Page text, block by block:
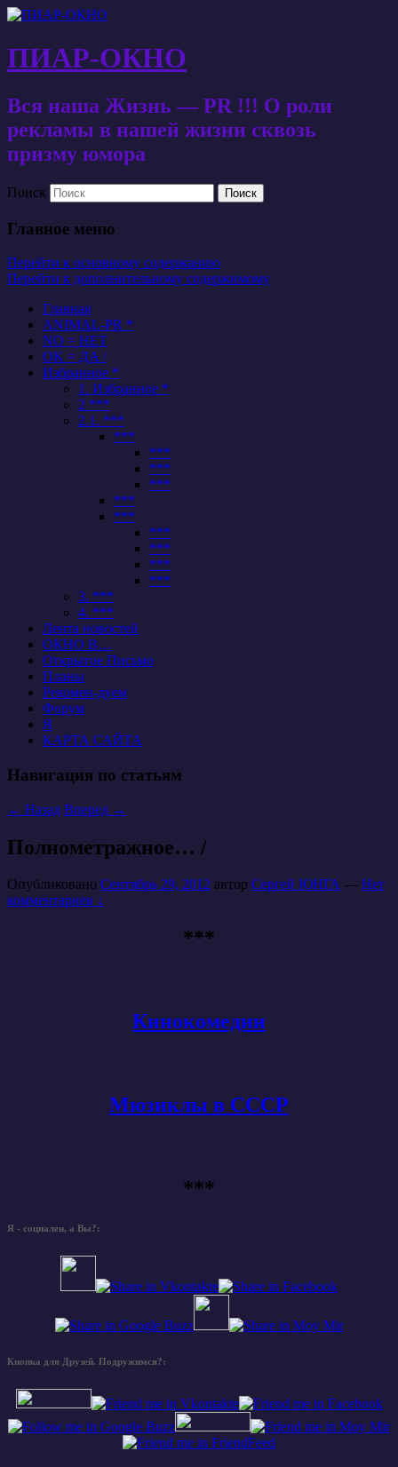
ПИАР-ОКНО
Вся наша Жизнь — PR !!! О роли
рекламы в нашей жизни сквозь
призму юмора
Поиск
Главное меню
Перейти к основному содержанию
Перейти к дополнительному содержимому
Главная
ANIMAL-PR *
NO = НЕТ
OK = ДА /
Избранное *
1. Избранное *
2 ***
2.1. ***
***
***
***
***
***
***
***
***
***
***
3. ***
4. ***
Лента новостей
ОКНО В…
Открытое Письмо
Планы
Рекомен-дуем
Форум
Я
КАРТА САЙТА
Навигация по статьям
← Назад Вперед →
Полнометражное… /
Опубликовано Сентябрь 29, 2012 автор Сергей ЮНГА — Нет
комментариев ↓
***
Кинокомедии
Мюзиклы в СССР
***
Я - социален, а Вы?:
Кнопка для Друзей. Подружимся?: